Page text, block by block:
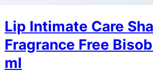
Lip Intimate Care
Fragrance Free
ml